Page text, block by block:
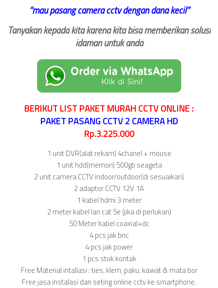
‘‘mau pasang camera cctv dengan dana kecil“
Tanyakan kepada kita karena kita bisa memberikan solusi
idaman untuk anda
BERIKUT LIST PAKET MURAH CCTV ONLINE :
PAKET PASANG CCTV 2 CAMERA HD
Rp.3.225.000
1 unit DVR(alat rekam) 4chanel + mouse
1 unit hdd(memori) 500gb seageta
2 unit camera CCTV indoor/outdoor(di sesuaikan)
2 adaptor CCTV 12V 1A
1 kabel hdmi 3 meter
2 meter kabel lan cat 5e (jika di perlukan)
50 Meter kabel coaxial+dc
4 pcs jak bnc
4 pcs jak power
1 pcs stok kontak
Free Material intallasi : ties, klem, paku, kawat & mata bor
Free jasa instalasi dan seting online cctv ke smartphone.